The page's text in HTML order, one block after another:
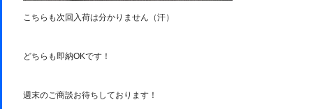
こちらも次回入荷は分かりません（汗）
どちらも即納OKです！
週末のご商談お待ちしております！